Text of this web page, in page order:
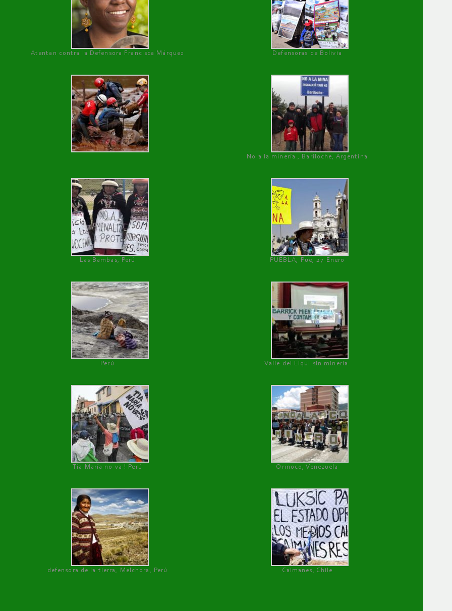
Atentan contra la Defensora Francisca Márquez Defensoras de Bolivia
No a la minería , Bariloche, Argentina
Las Bambas, Perú PUEBLA, Pue, 27 Enero
Perú Valle del Elqui sin minería.
Tía María no va ! Perú Orinoco, Venezuela
defensora de la tierra, Melchora, Perú Caimanes, Chile